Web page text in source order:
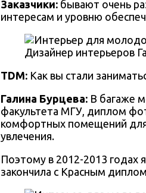
Заказчики: бывают очень
интересам и уровню
Дизайнер интерьеров
TDM: Как вы стали
Галина Бурцева: В багаже
факультета МГУ, диплом
комфортных помещений для
увлечения.
Поэтому в 2012-2013 годах
закончила с Красным